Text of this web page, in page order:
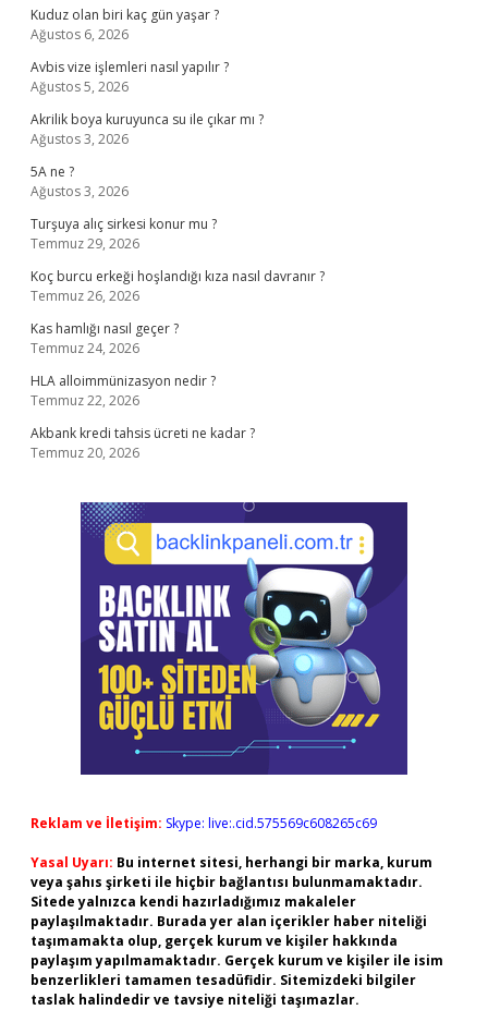
Kuduz olan biri kaç gün yaşar ?
Ağustos 6, 2026
Avbis vize işlemleri nasıl yapılır ?
Ağustos 5, 2026
Akrilik boya kuruyunca su ile çıkar mı ?
Ağustos 3, 2026
5A ne ?
Ağustos 3, 2026
Turşuya alıç sirkesi konur mu ?
Temmuz 29, 2026
Koç burcu erkeği hoşlandığı kıza nasıl davranır ?
Temmuz 26, 2026
Kas hamlığı nasıl geçer ?
Temmuz 24, 2026
HLA alloimmünizasyon nedir ?
Temmuz 22, 2026
Akbank kredi tahsis ücreti ne kadar ?
Temmuz 20, 2026
Reklam ve İletişim: Skype: live:.cid.575569c608265c69
Yasal Uyarı: Bu internet sitesi, herhangi bir marka, kurum
veya şahıs şirketi ile hiçbir bağlantısı bulunmamaktadır.
Sitede yalnızca kendi hazırladığımız makaleler
paylaşılmaktadır. Burada yer alan içerikler haber niteliği
taşımamakta olup, gerçek kurum ve kişiler hakkında
paylaşım yapılmamaktadır. Gerçek kurum ve kişiler ile isim
benzerlikleri tamamen tesadüfidir. Sitemizdeki bilgiler
taslak halindedir ve tavsiye niteliği taşımazlar.